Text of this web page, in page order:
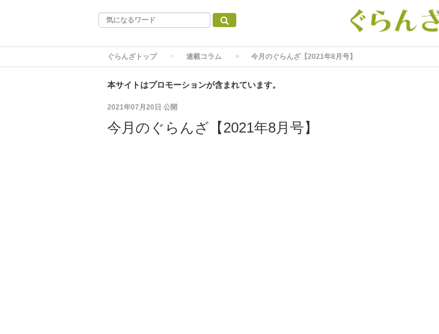
ぐらんざトップ 連載コラム 今月のぐらんざ【2021年8月号】
本サイトはプロモーションが含まれています。
2021年07月20日 公開
今月のぐらんざ【2021年8月号】